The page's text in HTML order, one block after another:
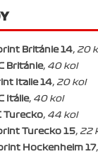
Británie 14, 20
Británie, 40 kol
Italie 14, 20 kol
Itálie, 40 kol
Turecko, 44 kol
Turecko 15, 22
Hockenheim 17